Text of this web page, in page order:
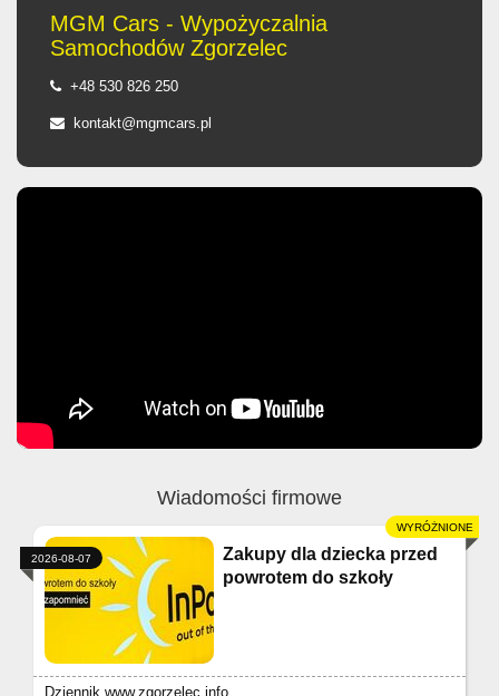
MGM Cars - Wypożyczalnia
Samochodów Zgorzelec
+48 530 826 250
kontakt@mgmcars.pl
Wiadomości firmowe
Zakupy dla dziecka przed
powrotem do szkoły
Dziennik www.zgorzelec.info
2026-08-07